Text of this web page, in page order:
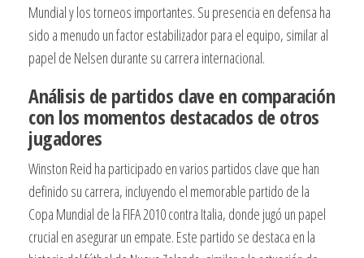
Mundial y los torneos importantes. Su presencia en defensa ha
sido a menudo un factor estabilizador para el equipo, similar al
papel de Nelsen durante su carrera internacional.
Análisis de partidos clave en comparación
con los momentos destacados de otros
jugadores
Winston Reid ha participado en varios partidos clave que han
definido su carrera, incluyendo el memorable partido de la
Copa Mundial de la FIFA 2010 contra Italia, donde jugó un papel
crucial en asegurar un empate. Este partido se destaca en la